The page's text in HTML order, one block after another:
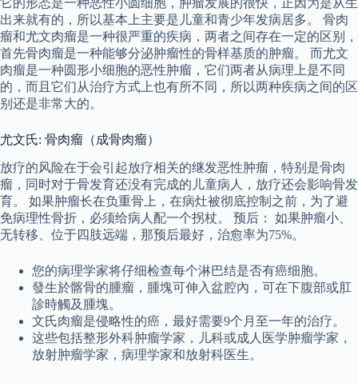
出来就有的，所以基本上主要是儿童和青少年发病居多。 骨肉
瘤和尤文肉瘤是一种很严重的疾病，两者之间存在一定的区别，
首先骨肉瘤是一种能够分泌肿瘤性的骨样基质的肿瘤。 而尤文
肉瘤是一种圆形小细胞的恶性肿瘤，它们两者从病理上是不同
的，而且它们从治疗方式上也有所不同，所以两种疾病之间的区
别还是非常大的。
尤文氏: 骨肉瘤（成骨肉瘤）
放疗的风险在于会引起放疗相关的继发恶性肿瘤，特别是骨肉
瘤，同时对于骨发育还没有完成的儿童病人，放疗还会影响骨发
育。 如果肿瘤长在负重骨上，在病灶被彻底控制之前，为了避
免病理性骨折，必须给病人配一个拐杖。 预后： 如果肿瘤小、
无转移、位于四肢远端，那预后最好，治愈率为75%。
您的病理学家将仔细检查每个淋巴结是否有癌细胞。
發生於髂骨的腫瘤，腫塊可伸入盆腔內，可在下腹部或肛
診時觸及腫塊。
文氏肉瘤是侵略性的癌，最好需要9个月至一年的治疗。
这些包括整形外科肿瘤学家，儿科或成人医学肿瘤学家，
放射肿瘤学家，病理学家和放射科医生。